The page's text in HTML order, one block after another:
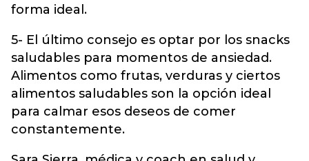
forma ideal.
5- El último consejo es optar por los snacks
saludables para momentos de ansiedad.
Alimentos como frutas, verduras y ciertos
alimentos saludables son la opción ideal
para calmar esos deseos de comer
constantemente.